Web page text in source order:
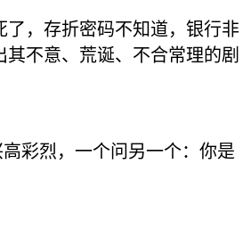
了，存折密码不知道，银行非
不意、荒诞、不合常理的剧
彩烈，一个问另一个：你是